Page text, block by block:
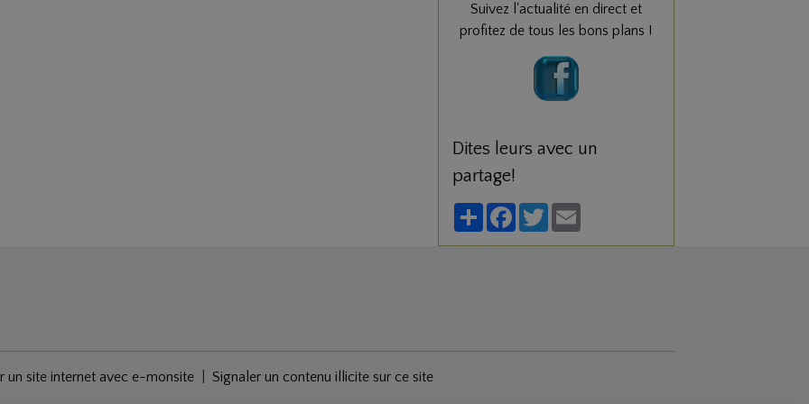
Suivez l'actualité en direct et
profitez de tous les bons plans !
Dites leurs avec un
partage!
PartagerFacebook
Twitter
un site internet avec e-monsite Signaler un contenu illicite sur ce site